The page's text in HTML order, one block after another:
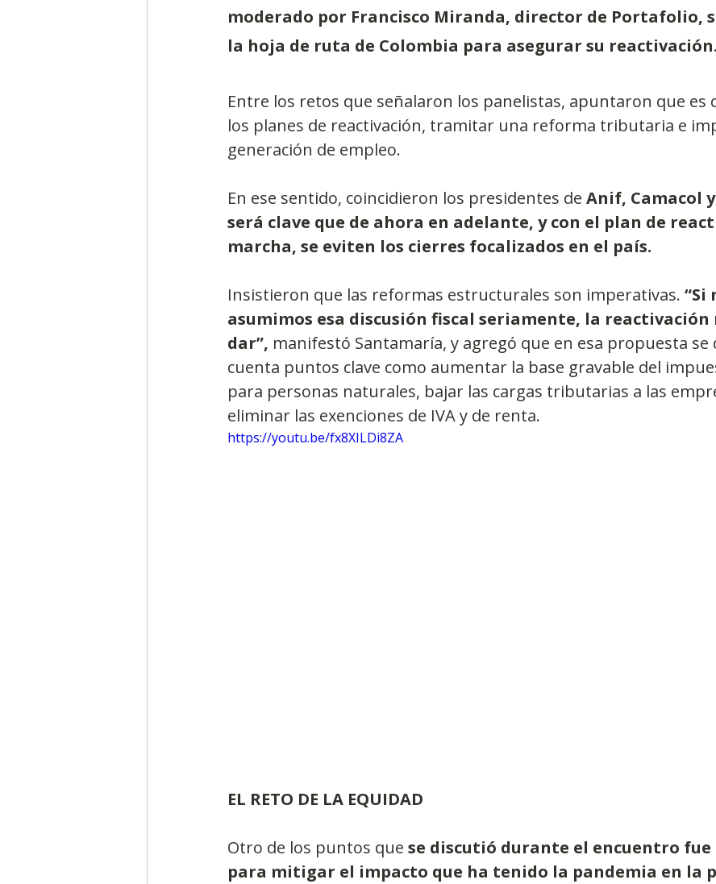
moderado por Francisco Miranda, director de Portafolio,
la hoja de ruta de Colombia para asegurar su reactivación.
Entre los retos que señalaron los panelistas, apuntaron que es
los planes de reactivación, tramitar una reforma tributaria e
generación de empleo.
En ese sentido, coincidieron los presidentes de Anif, Camacol
será clave que de ahora en adelante, y con el plan de
marcha, se eviten los cierres focalizados en el país.
Insistieron que las reformas estructurales son imperativas. “Si
asumimos esa discusión fiscal seriamente, la reactivación
dar”, manifestó Santamaría, y agregó que en esa propuesta se
cuenta puntos clave como aumentar la base gravable del
para personas naturales, bajar las cargas tributarias a las
eliminar las exenciones de IVA y de renta.
https://youtu.be/fx8XILDi8ZA
EL RETO DE LA EQUIDAD
Otro de los puntos que se discutió durante el encuentro fue
para mitigar el impacto que ha tenido la pandemia en la